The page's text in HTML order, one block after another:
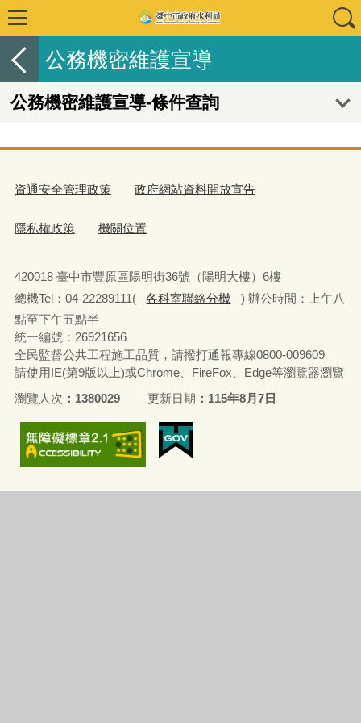
公務機密維護宣導
公務機密維護宣導-條件查詢
資通安全管理政策 政府網站資料開放宣告
隱私權政策 機關位置
420018 臺中市豐原區陽明街36號（陽明大樓）6樓
總機Tel：04-22289111(
各科室聯絡分機
) 辦公時間：上午八
點至下午五點半
統一編號：26921656
全民監督公共工程施工品質，請撥打通報專線0800-009609
請使用IE(第9版以上)或Chrome、FireFox、Edge等瀏覽器瀏覽
瀏覽人次
1380029 更新日期 115年8月7日